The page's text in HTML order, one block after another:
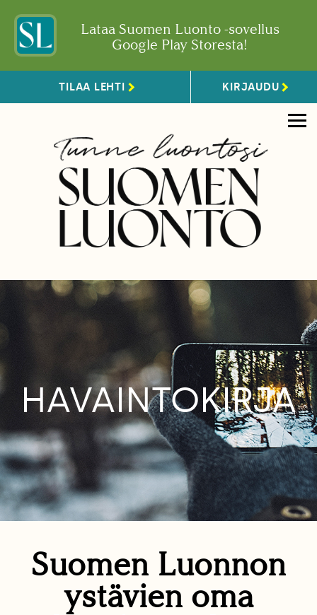
Lataa Suomen Luonto -sovellus
Google Play Storesta!
TILAA LEHTI KIRJAUDU
HAVAINTOKIRJA
Suomen Luonnon
ystävien oma